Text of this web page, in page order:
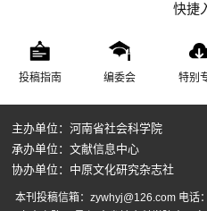
快捷
投稿指南 编委会 特别
主办单位：河南省社会科学院
承办单位：文献信息中心
协办单位：中原文化研究杂志社
本刊投稿信箱：zywhyj@126.com 电话